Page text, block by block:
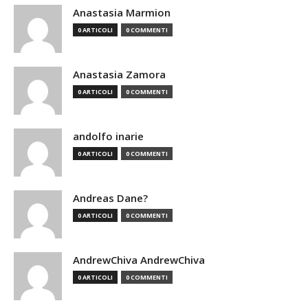
Anastasia Marmion
0 ARTICOLI 0 COMMENTI
Anastasia Zamora
0 ARTICOLI 0 COMMENTI
andolfo inarie
0 ARTICOLI 0 COMMENTI
Andreas Dane?
0 ARTICOLI 0 COMMENTI
AndrewChiva AndrewChiva
0 ARTICOLI 0 COMMENTI